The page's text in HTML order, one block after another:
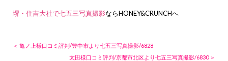
堺・住吉大社で七五三写真撮影ならHONEY&CRUNCHへ
＜ 亀ノ上様口コミ評判/豊中市より七五三写真撮影/6828
太田様口コミ評判/京都市北区より七五三写真撮影/6830 ＞